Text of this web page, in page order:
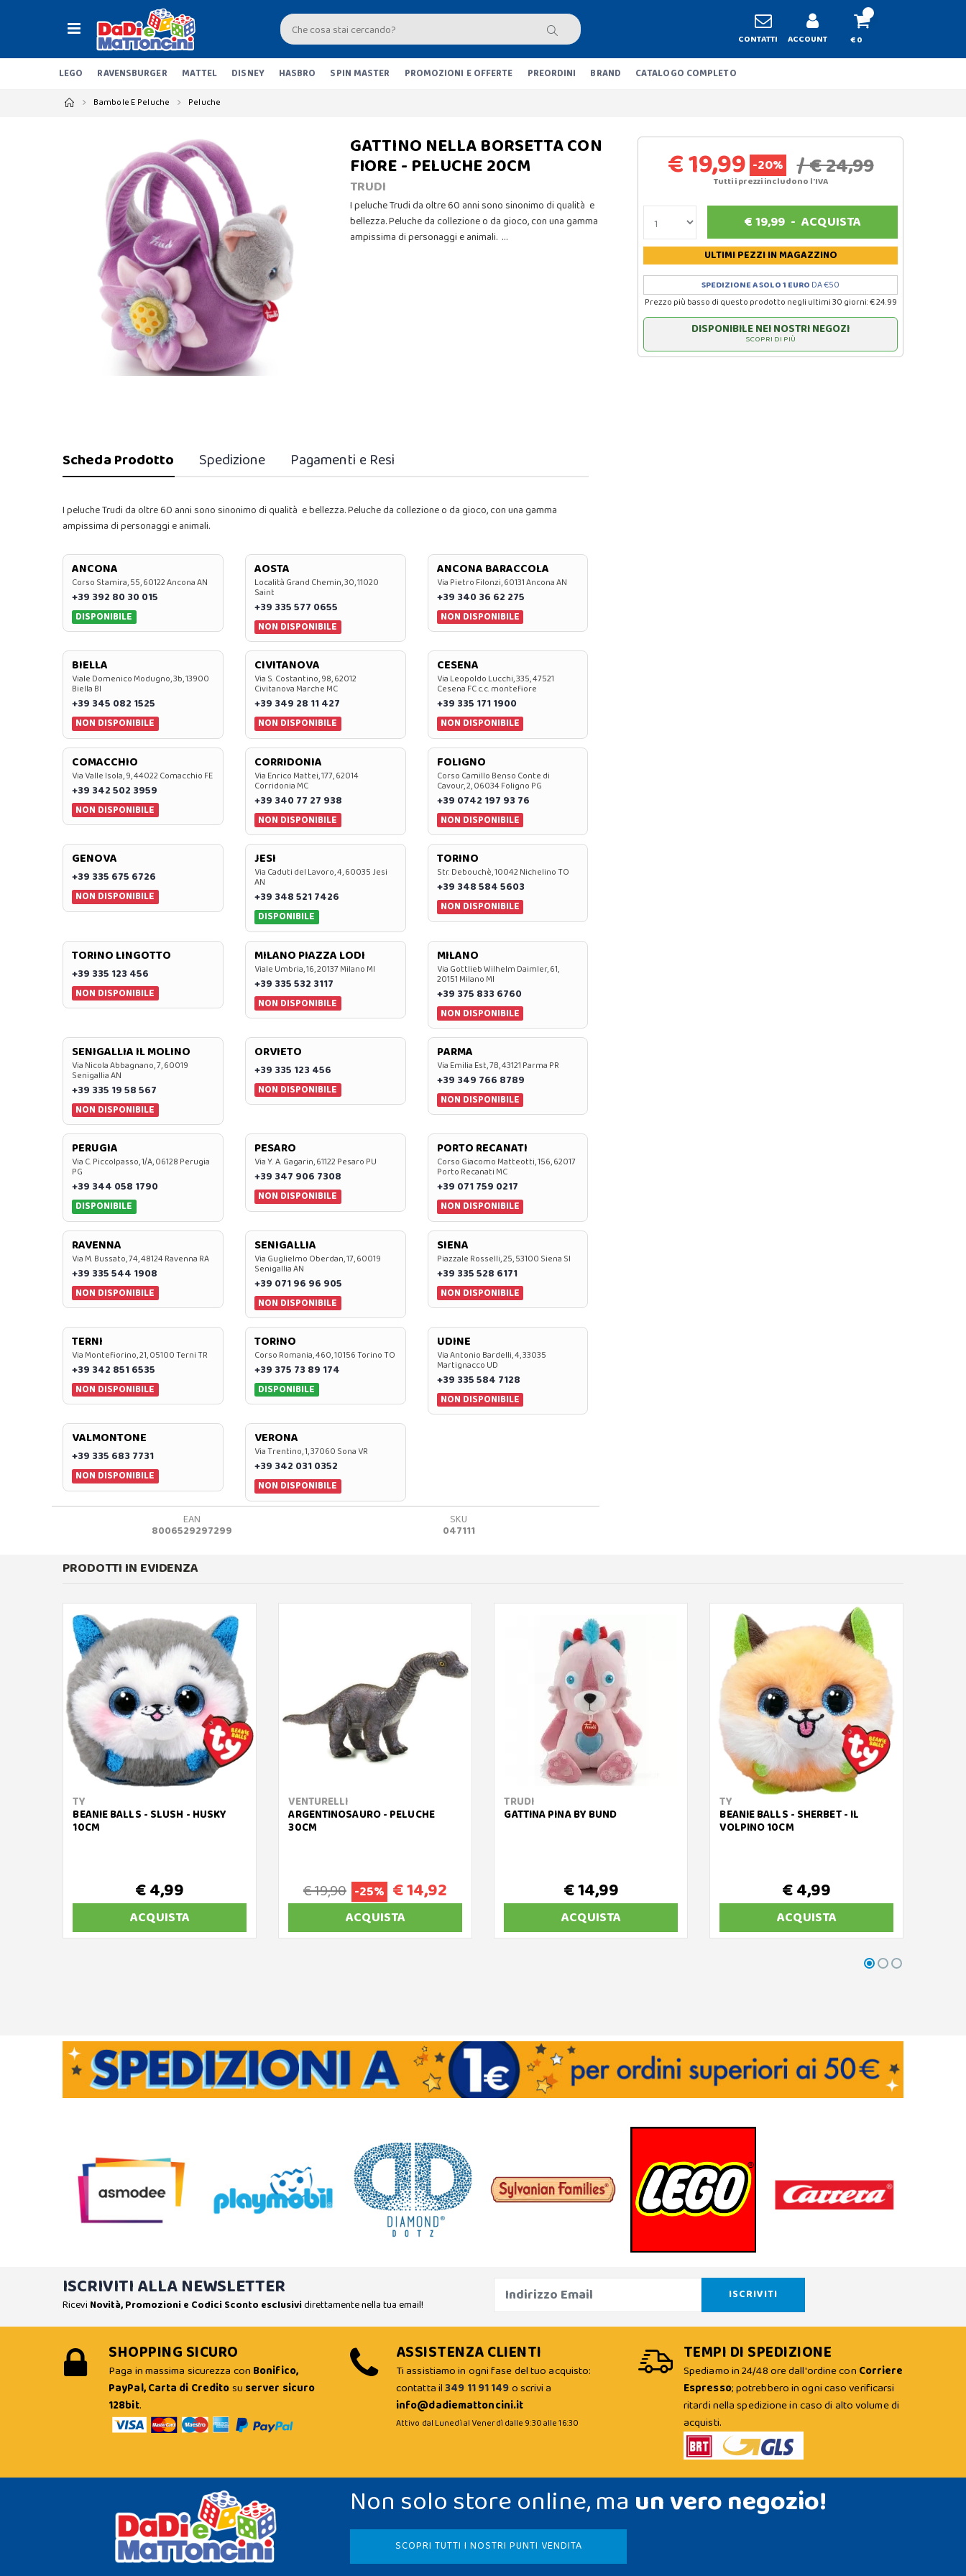
CONTATTI ACCOUNT € 0
LEGO RAVENSBURGER MATTEL DISNEY HASBRO SPIN MASTER PROMOZIONI E OFFERTE PREORDINI BRAND CATALOGO COMPLETO
Bambole E Peluche Peluche
GATTINO NELLA BORSETTA CON
FIORE - PELUCHE 20CM
TRUDI
I peluche Trudi da oltre 60 anni sono sinonimo di qualità e
bellezza. Peluche da collezione o da gioco, con una gamma
ampissima di personaggi e animali. …
€ 19,99 -20% / € 24,99
Tutti i prezzi includono l'IVA
€19,99- ACQUISTA
ULTIMI PEZZIIN MAGAZZINO
SPEDIZIONE A SOLO 1 EURO DA €50
Prezzo più basso di questo prodotto negli ultimi 30 giorni: € 24.99
DISPONIBILE NEI NOSTRI NEGOZI
SCOPRI DI PIÙ
Scheda Prodotto Spedizione Pagamenti e Resi
I peluche Trudi da oltre 60 anni sono sinonimo di qualità e bellezza. Peluche da collezione o da gioco, con una gamma
ampissima di personaggi e animali.
ANCONA
Corso Stamira, 55, 60122 Ancona AN
+39 392 80 30 015
DISPONIBILE
AOSTA
Località Grand Chemin, 30, 11020
Saint
+39 335 577 0655
NON DISPONIBILE
ANCONA BARACCOLA
Via Pietro Filonzi, 60131 Ancona AN
+39 340 36 62 275
NON DISPONIBILE
BIELLA
Viale Domenico Modugno, 3b, 13900
Biella BI
+39 345 082 1525
NON DISPONIBILE
CIVITANOVA
Via S. Costantino, 98, 62012
Civitanova Marche MC
+39 349 28 11 427
NON DISPONIBILE
CESENA
Via Leopoldo Lucchi, 335, 47521
Cesena FC c.c. montefiore
+39 335 171 1900
NON DISPONIBILE
COMACCHIO
Via Valle Isola, 9, 44022 Comacchio FE
+39 342 502 3959
NON DISPONIBILE
CORRIDONIA
Via Enrico Mattei, 177, 62014
Corridonia MC
+39 340 77 27 938
NON DISPONIBILE
FOLIGNO
Corso Camillo Benso Conte di
Cavour, 2, 06034 Foligno PG
+39 0742 197 93 76
NON DISPONIBILE
GENOVA
+39 335 675 6726
NON DISPONIBILE
JESI
Via Caduti del Lavoro, 4, 60035 Jesi
AN
+39 348 521 7426
DISPONIBILE
TORINO
Str. Debouchè, 10042 Nichelino TO
+39 348 584 5603
NON DISPONIBILE
TORINO LINGOTTO
+39 335 123 456
NON DISPONIBILE
MILANO PIAZZA LODI
Viale Umbria, 16, 20137 Milano MI
+39 335 532 3117
NON DISPONIBILE
MILANO
Via Gottlieb Wilhelm Daimler, 61,
20151 Milano MI
+39 375 833 6760
NON DISPONIBILE
SENIGALLIA IL MOLINO
Via Nicola Abbagnano, 7, 60019
Senigallia AN
+39 335 19 58 567
NON DISPONIBILE
ORVIETO
+39 335 123 456
NON DISPONIBILE
PARMA
Via Emilia Est, 7B, 43121 Parma PR
+39 349 766 8789
NON DISPONIBILE
PERUGIA
Via C. Piccolpasso, 1/A, 06128 Perugia
PG
+39 344 058 1790
DISPONIBILE
PESARO
Via Y. A. Gagarin, 61122 Pesaro PU
+39 347 906 7308
NON DISPONIBILE
PORTO RECANATI
Corso Giacomo Matteotti, 156, 62017
Porto Recanati MC
+39 071 759 0217
NON DISPONIBILE
RAVENNA
Via M. Bussato, 74, 48124 Ravenna RA
+39 335 544 1908
NON DISPONIBILE
SENIGALLIA
Via Guglielmo Oberdan, 17, 60019
Senigallia AN
+39 071 96 96 905
NON DISPONIBILE
SIENA
Piazzale Rosselli, 25, 53100 Siena SI
+39 335 528 6171
NON DISPONIBILE
TERNI
Via Montefiorino, 21, 05100 Terni TR
+39 342 851 6535
NON DISPONIBILE
TORINO
Corso Romania, 460, 10156 Torino TO
+39 375 73 89 174
DISPONIBILE
UDINE
Via Antonio Bardelli, 4, 33035
Martignacco UD
+39 335 584 7128
NON DISPONIBILE
VALMONTONE
+39 335 683 7731
NON DISPONIBILE
VERONA
Via Trentino, 1, 37060 Sona VR
+39 342 031 0352
NON DISPONIBILE
EAN
8006529297299
SKU
047111
PRODOTTI IN EVIDENZA
TY
BEANIE BALLS - SLUSH - HUSKY
10CM
€ 4,99
ACQUISTA
VENTURELLI
ARGENTINOSAURO - PELUCHE
30CM
€ 19,90 -25% € 14,92
ACQUISTA
TRUDI
GATTINA PINA BY BUND
€ 14,99
ACQUISTA
TY
BEANIE BALLS - SHERBET - IL
VOLPINO 10CM
€ 4,99
ACQUISTA
ISCRIVITI ALLA NEWSLETTER
Ricevi Novità, Promozioni e Codici Sconto esclusividirettamente nella tua email!
SHOPPING SICURO
Paga in massima sicurezza con Bonifico,
PayPal, Carta di Creditosu server sicuro
128bit.
ASSISTENZA CLIENTI
Ti assistiamo in ogni fase del tuo acquisto:
contatta il349 11 91 149o scrivi a
info@dadiemattoncini.it
Attivo dal Lunedì al Venerdì dalle 9:30 alle 16:30
TEMPI DI SPEDIZIONE
Spediamo in 24/48 ore dall'ordine con Corriere
Espresso; potrebbero in ogni caso verificarsi
ritardi nella spedizione in caso di alto volume di
acquisti.
Non solo store online, ma un vero negozio!
SCOPRI TUTTI I NOSTRI PUNTI VENDITA